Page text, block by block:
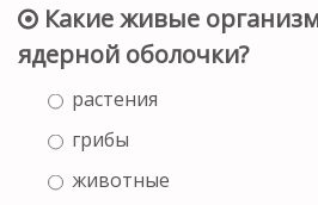
Какие живые
ядерной оболочки?
растения
грибы
животные